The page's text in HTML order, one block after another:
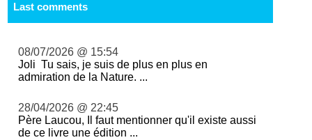
Last comments
08/07/2026 @ 15:54
Joli Tu sais, je suis de plus en plus en
admiration de la Nature. ...
28/04/2026 @ 22:45
Père Laucou, Il faut mentionner qu'il existe aussi
de ce livre une édition ...